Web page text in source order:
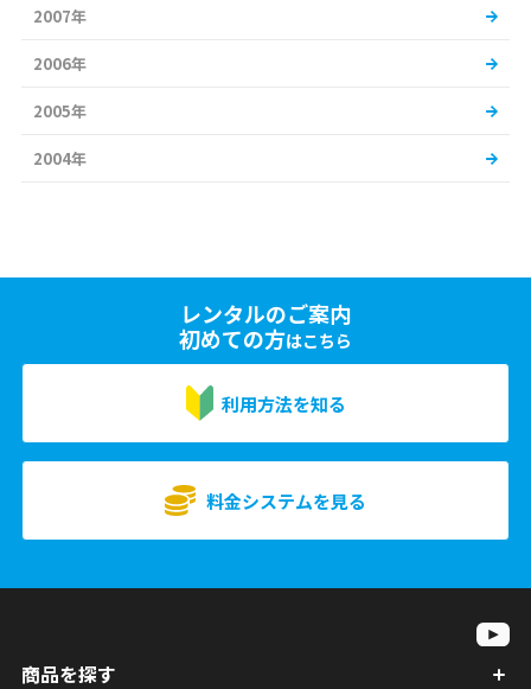
2007年
2006年
2005年
2004年
レンタルのご案内
初めての方はこちら
利用方法を知る
料金システムを見る
商品を探す